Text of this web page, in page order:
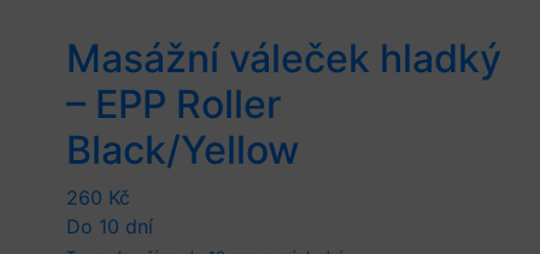
Masážní váleček hladký
– EPP Roller
Black/Yellow
260 Kč
Do 10 dní